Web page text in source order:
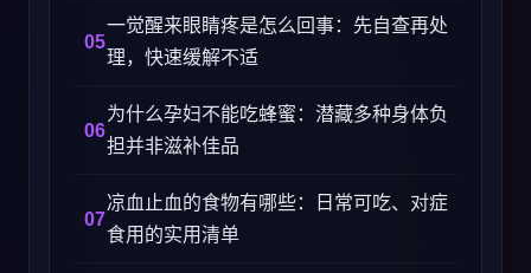
一觉醒来眼睛疼是怎么回事：先自查再处
理，快速缓解不适
为什么孕妇不能吃蜂蜜：潜藏多种身体负
担并非滋补佳品
凉血止血的食物有哪些：日常可吃、对症
食用的实用清单